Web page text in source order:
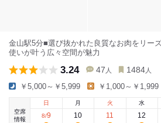
金山駅5分■選び抜かれた良質なお肉をリー
使いが叶う広々空間が魅力
3.24 47 人 1484 人
￥5,000～￥5,999 ￥1,000～￥1,999
空席
情報
日
8/9
月
10
火
11
水
12